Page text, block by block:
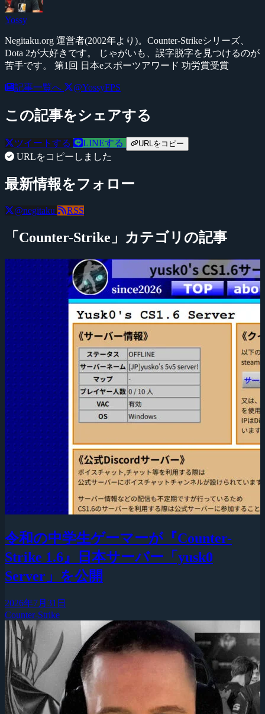
Yossy
Negitaku.org 運営者(2002年より)。Counter-Strikeシリーズ、
Dota 2が大好きです。 じゃがいも、誤字脱字を見つけるのが
苦手です。 第1回 日本eスポーツアワード 功労賞受賞
記事一覧へ @YossyFPS
この記事をシェアする
ツイートする LINEする URLをコピー
URLをコピーしました
最新情報をフォロー
@negitaku RSS
「Counter-Strike」カテゴリの記事
令和の中学生ゲーマーが『Counter-
Strike 1.6』日本サーバー「yusk0
Server」を公開
2026年7月31日
Counter-Strike